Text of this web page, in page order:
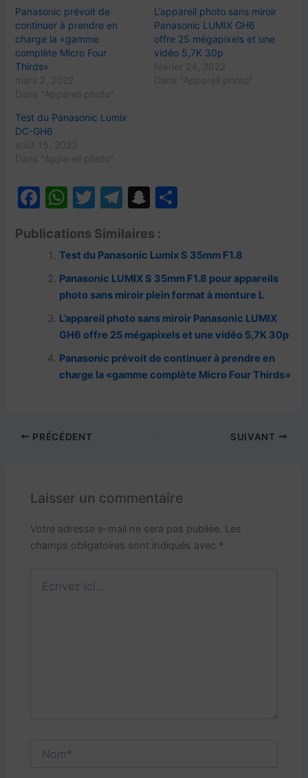
Panasonic prévoit de
continuer à prendre en
charge la «gamme
complète Micro Four
Thirds»
L’appareil photo sans miroir
Panasonic LUMIX GH6
offre 25 mégapixels et une
vidéo 5,7K 30p
Test du Panasonic Lumix
DC-GH6
F
c
e
b
o
o
k
W
at
s
A
p
p
T
itt
er
T
e
gr
a
m
S
a
p
c
h
at
g
er
Publications Similaires :
Test du Panasonic Lumix S 35mm F1.8
Panasonic LUMIX S 35mm F1.8 pour appareils
photo sans miroir plein format à monture L
L’appareil photo sans miroir Panasonic LUMIX
GH6 offre 25 mégapixels et une vidéo 5,7K 30p
Panasonic prévoit de continuer à prendre en
charge la «gamme complète Micro Four Thirds»
PRÉCÉDENT SUIVANT
Laisser un commentaire
Votre adresse e-mail ne sera pas publiée. Les
champs obligatoires sont indiqués avec *
ici…